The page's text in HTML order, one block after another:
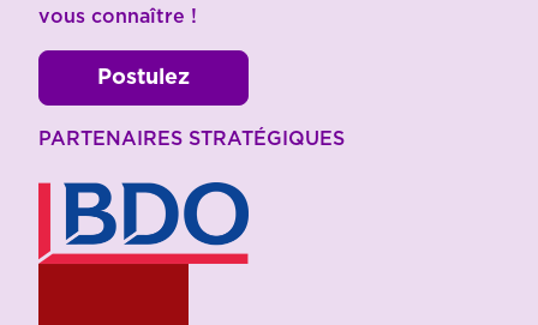
vous connaître !
Postulez
PARTENAIRES STRATÉGIQUES